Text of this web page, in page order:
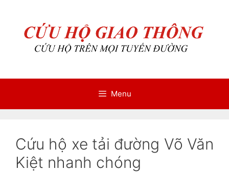
Menu
Cứu hộ xe tải đường Võ Văn
Kiệt nhanh chóng